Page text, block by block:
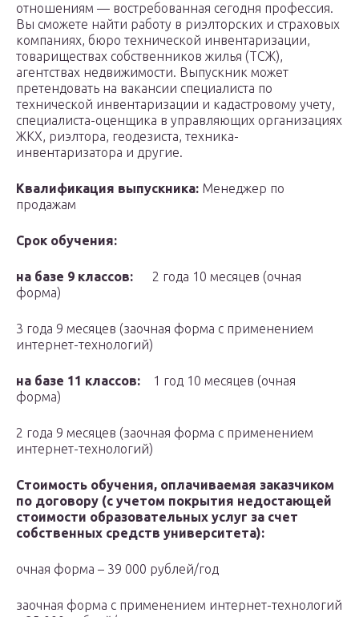
отношениям — востребованная сегодня профессия.
Вы сможете найти работу в риэлторских и страховых
компаниях, бюро технической инвентаризации,
товариществах собственников жилья (ТСЖ),
агентствах недвижимости. Выпускник может
претендовать на вакансии специалиста по
технической инвентаризации и кадастровому учету,
специалиста-оценщика в управляющих организациях
ЖКХ, риэлтора, геодезиста, техника-
инвентаризатора и другие.
Квалификация выпускника: Менеджер по
продажам
Срок обучения:
на базе 9 классов: 2 года 10 месяцев (очная
форма)
3 года 9 месяцев (заочная форма с применением
интернет-технологий)
на базе 11 классов:
1 год 10 месяцев (очная
форма)
2 года 9 месяцев (заочная форма с применением
интернет-технологий)
Стоимость обучения, оплачиваемая заказчиком
по договору (с учетом покрытия недостающей
стоимости образовательных услуг за счет
собственных средств университета):
очная форма – 39 000 рублей/год
заочная форма с применением интернет-технологий